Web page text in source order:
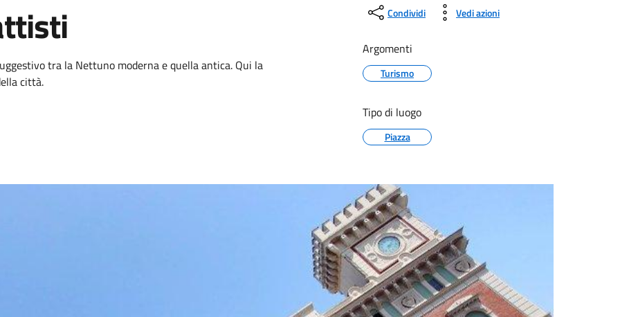
tra la Nettuno moderna e quella antica. Qui la
città.
Condividi Vedi azioni
Argomenti
Turismo
Tipo di luogo
Piazza